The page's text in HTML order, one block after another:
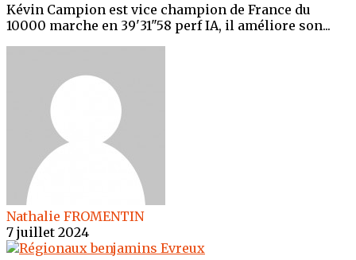
Kévin Campion est vice champion de France du
10000 marche en 39'31"58 perf IA, il améliore son...
Nathalie FROMENTIN
7 juillet 2024